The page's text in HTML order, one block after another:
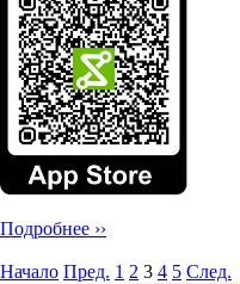
Подробнее ››
Начало Пред. 1 2 3 4 5 След.